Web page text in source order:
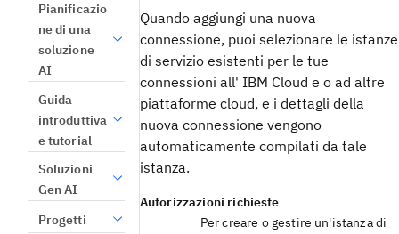
Pianificazio
ne di una
soluzione
AI
Guida
introduttiva
e tutorial
Soluzioni
Gen AI
Progetti
Quando aggiungi una nuova
connessione, puoi selezionare le istanze
di servizio esistenti per le tue
connessioni all' IBM Cloud e o ad altre
piattaforme cloud, e i dettagli della
nuova connessione vengono
automaticamente compilati da tale
istanza.
Autorizzazioni richieste
Per creare o gestire un'istanza di